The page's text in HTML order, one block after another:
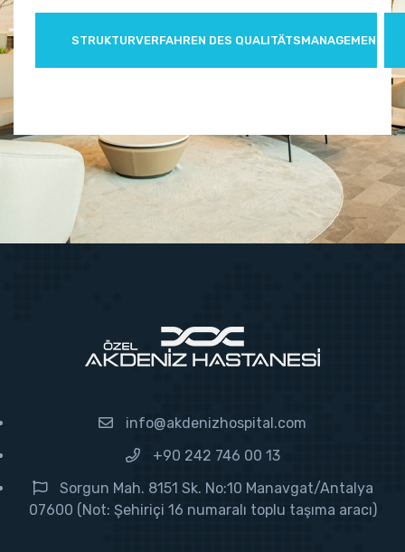
STRUKTURVERFAHREN DES
info@akdenizhospital.com
+90 242 746 00 13
Sorgun Mah. 8151 Sk. No:10 Manavgat/Antalya
07600 (Not: Şehiriçi 16 numaralı toplu taşıma aracı)